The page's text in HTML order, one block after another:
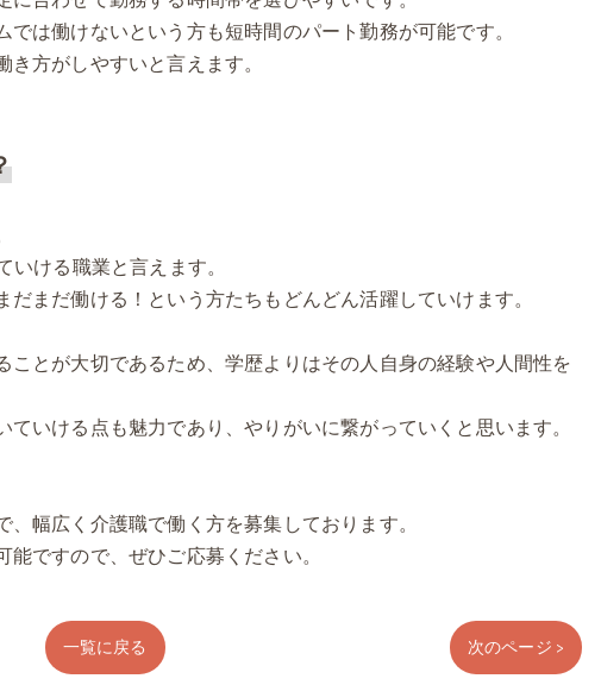
は働けないという方も短時間のパート勤務が可能です。
方がしやすいと言えます。
ける職業と言えます。
まだ働ける！という方たちもどんどん活躍していけます。
とが大切であるため、学歴よりはその人自身の経験や人間性を
いける点も魅力であり、やりがいに繋がっていくと思います。
幅広く介護職で働く方を募集しております。
ですので、ぜひご応募ください。
一覧に戻る 次のページ >